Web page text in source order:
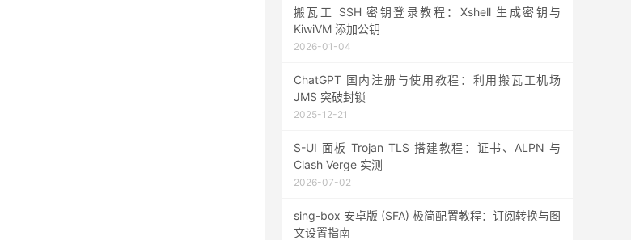
搬瓦工 SSH 密钥登录教程：Xshell 生成密钥与
KiwiVM 添加公钥
2026-01-04
ChatGPT 国内注册与使用教程：利用搬瓦工机场
JMS 突破封锁
2025-12-21
S-UI 面板 Trojan TLS 搭建教程：证书、ALPN 与
Clash Verge 实测
2026-07-02
sing-box 安卓版 (SFA) 极简配置教程：订阅转换与图
文设置指南